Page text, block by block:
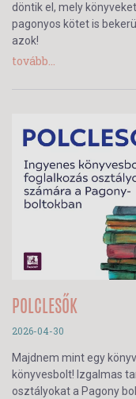
döntik el, mely
pagonyos kötet is
azok!
tovább...
POLCLESŐK
2026-04-30
Majdnem mint egy
könyvesbolt! Izgalmas
osztályokat a Pagony